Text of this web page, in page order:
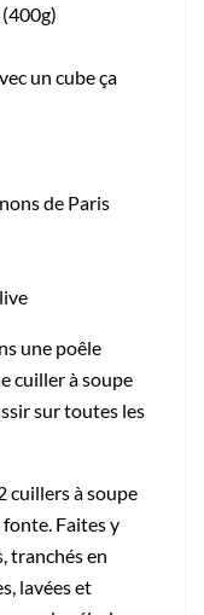
un cube ça
de Paris
une poêle
cuiller à soupe
sur toutes les
cuillers à soupe
fonte. Faites y
tranchés en
lavées et